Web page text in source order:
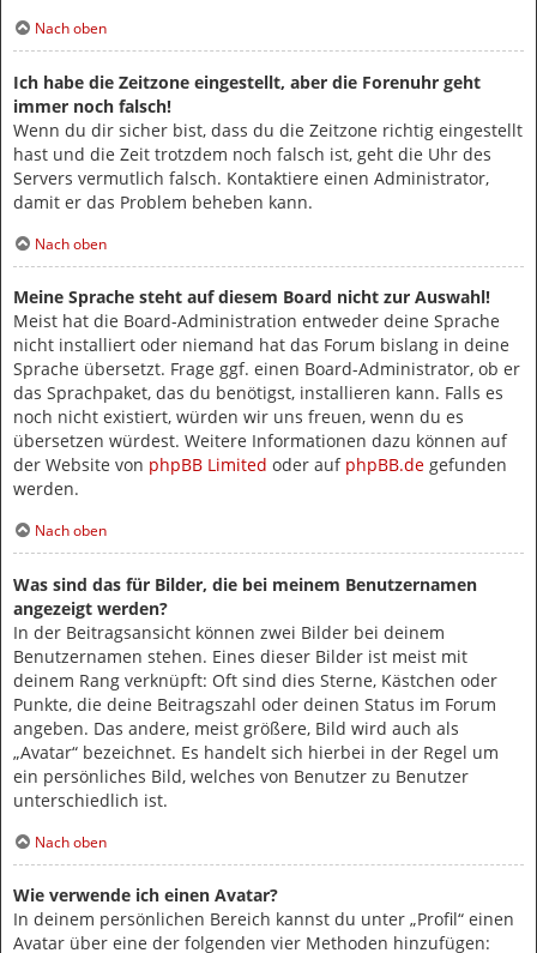
Nach oben
Ich habe die Zeitzone eingestellt, aber die Forenuhr geht
immer noch falsch!
Wenn du dir sicher bist, dass du die Zeitzone richtig eingestellt
hast und die Zeit trotzdem noch falsch ist, geht die Uhr des
Servers vermutlich falsch. Kontaktiere einen Administrator,
damit er das Problem beheben kann.
Nach oben
Meine Sprache steht auf diesem Board nicht zur Auswahl!
Meist hat die Board-Administration entweder deine Sprache
nicht installiert oder niemand hat das Forum bislang in deine
Sprache übersetzt. Frage ggf. einen Board-Administrator, ob er
das Sprachpaket, das du benötigst, installieren kann. Falls es
noch nicht existiert, würden wir uns freuen, wenn du es
übersetzen würdest. Weitere Informationen dazu können auf
der Website von phpBB Limited oder auf phpBB.de gefunden
werden.
Nach oben
Was sind das für Bilder, die bei meinem Benutzernamen
angezeigt werden?
In der Beitragsansicht können zwei Bilder bei deinem
Benutzernamen stehen. Eines dieser Bilder ist meist mit
deinem Rang verknüpft: Oft sind dies Sterne, Kästchen oder
Punkte, die deine Beitragszahl oder deinen Status im Forum
angeben. Das andere, meist größere, Bild wird auch als
„Avatar“ bezeichnet. Es handelt sich hierbei in der Regel um
ein persönliches Bild, welches von Benutzer zu Benutzer
unterschiedlich ist.
Nach oben
Wie verwende ich einen Avatar?
In deinem persönlichen Bereich kannst du unter „Profil“ einen
Avatar über eine der folgenden vier Methoden hinzufügen: